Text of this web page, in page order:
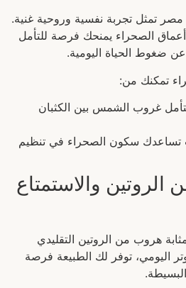
تمثل تجربة نفسية وروحية غنية.
الصحراء يمنحك فرصة للتأمل
عن ضغوط الحياة اليومية.
تمكنك من:
غروب الشمس بين الكثبان
سكون الصحراء في تنظيم
الروتين والاستمتاع
هروب من الروتين التقليدي
اليومي، توفر لك الطبيعة فرصة